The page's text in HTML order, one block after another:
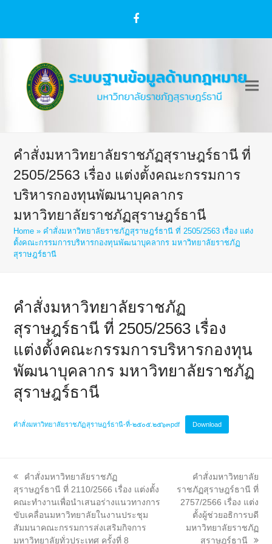
Facebook
คำสั่งมหาวิทยาลัยราชภัฏสุราษฎร์ธานี ที่
2505/2563 เรื่อง แต่งตั้งคณะกรรมการ
บริหารกองทุนพัฒนาบุคลากร
มหาวิทยาลัยราชภัฏสุราษฎร์ธานี
Home » คำสั่งมหาวิทยาลัยราชภัฏสุราษฎร์ธานี ที่ 2505/2563 เรื่อง แต่ง
ตั้งคณะกรรมการบริหารกองทุนพัฒนาบุคลากร มหาวิทยาลัยราชภัฏ
สุราษฎร์ธานี
คำสั่งมหาวิทยาลัยราชภัฏ
สุราษฎร์ธานี ที่ 2505/2563 เรื่อง
แต่งตั้งคณะกรรมการบริหารกองทุน
พัฒนาบุคลากร มหาวิทยาลัยราชภัฏ
สุราษฎร์ธานี
คำสั่งมหาวิทยาลัยราชภัฏสุราษฎร์ธานี-ที่-๒๕๐๕.๒๕๖๓pdf Download
previous
post:
คำสั่งมหาวิทยาลัยราชภัฏ
สุราษฎร์ธานี ที่ 2110/2566 เรื่อง แต่งตั้ง
คณะทำงานเพื่อนำเสนอร่างแนวทางการ
ขับเคลื่อนมหาวิทยาลัยในงานประชุม
สัมมนาคณะกรรมการส่งเสริมกิจการ
มหาวิทยาลัยทั่วประเทศ ครั้งที่ 8
next
post:
คำสั่งมหาวิทยาลัย
ราชภัฏสุราษฎร์ธานี ที่
2757/2566 เรื่อง แต่ง
ตั้งผู้ช่วยอธิการบดี
มหาวิทยาลัยราชภัฏ
สุราษฎร์ธานี